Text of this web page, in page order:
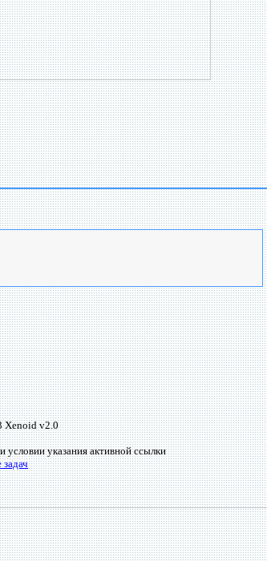
Xenoid v2.0
условии указания активной ссылки